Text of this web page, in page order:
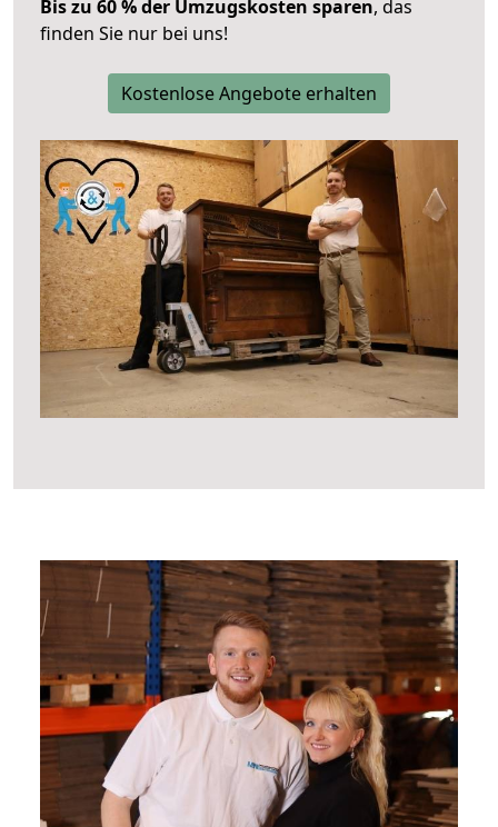
Bis zu 60 % der Umzugskosten sparen, das
finden Sie nur bei uns!
Kostenlose Angebote erhalten